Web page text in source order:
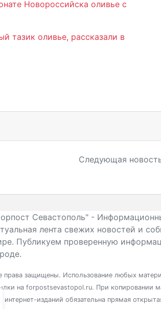
Новороссийска оливье с
тазик оливье, рассказали в
Следующая
Севастополь" -
лента свежих новостей и
Публикуем проверенную
права защищены. Использование любых
на forpostsevastopol.ru. При копировании
интернет-изданий обязательна прямая